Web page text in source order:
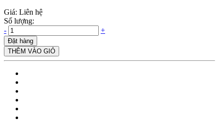
Giá: Liên hệ
Số lượng:
-
+
Đặt hàng
THÊM VÀO GIỎ